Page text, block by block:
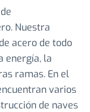
Nuestra
acero de todo
energía, la
ramas. En el
varios
de naves